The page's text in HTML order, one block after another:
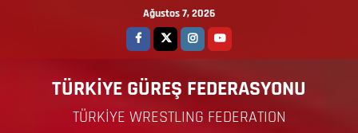
Ağustos 7, 2026
TÜRKİYE GÜREŞ FEDERASYONU
TÜRKİYE WRESTLING FEDERATION